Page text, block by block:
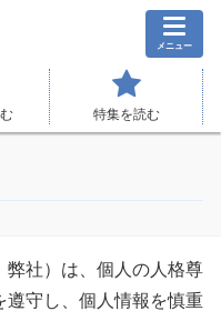
メニュー
特集を読む
弊社）は、個人の人格尊
遵守し、個人情報を慎重